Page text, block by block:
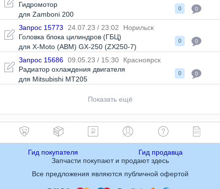
Гидромотор
для Zamboni 200
0 0
Запрос 15773 24.07.23 / 23:02
Норильск
Головка блока цилиндров (ГБЦ)
для X-Moto (ABM) GX-250 (ZX250-7)
0 0
Запрос 15686 09.05.23 / 15:30
Красноярск
Радиатор охлаждения двигателя
для Mitsubishi MT205
0 0
Показать ещё
Гид покупателя
Гид продавца
Запчасти покупают и продают здесь
Все предложения являются публичной офертой